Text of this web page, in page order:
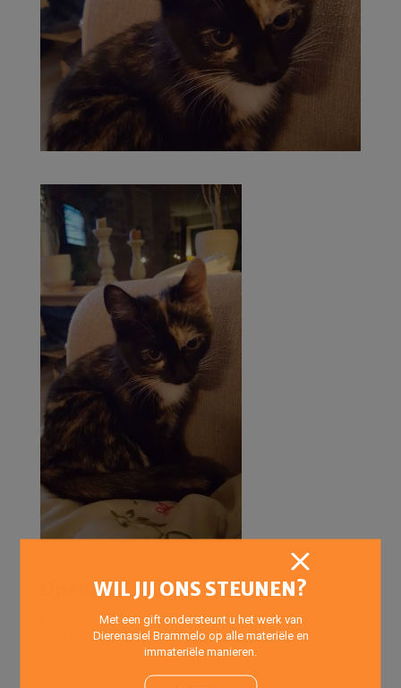
Openingstijden
Voor het halen en brengen van pensiondieren het gehele
jaar geopend op onderstaande tijden:
WIL JIJ ONS STEUNEN?
Met een gift ondersteunt u het werk van
Dierenasiel Brammelo op alle materiële en
immateriële manieren.